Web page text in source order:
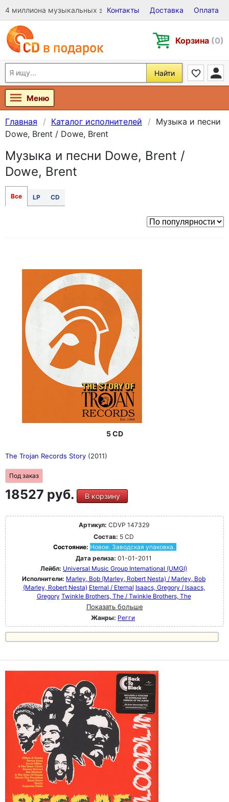
4 миллиона музыкальных записей на Виниле, CD и DVD
Контакты Доставка Оплата
Корзина (0)
Найти
Меню
Главная Каталог исполнителей
Музыка и песни
Dowe, Brent / Dowe, Brent
Музыка и песни Dowe, Brent /
Dowe, Brent
Все LP CD
5 CD
The Trojan Records Story (2011)
Под заказ
18527 руб. В корзину
Артикул: CDVP 147329
Состав: 5 CD
Состояние: Новое. Заводская упаковка.
Дата релиза: 01-01-2011
Лейбл: Universal Music Group International (UMGI)
Исполнители: Marley, Bob (Marley, Robert Nesta) / Marley, Bob
(Marley, Robert Nesta) Eternal / Eternal Isaacs, Gregory / Isaacs,
Gregory Twinkle Brothers, The / Twinkle Brothers, The
Показать больше
Жанры: Регги